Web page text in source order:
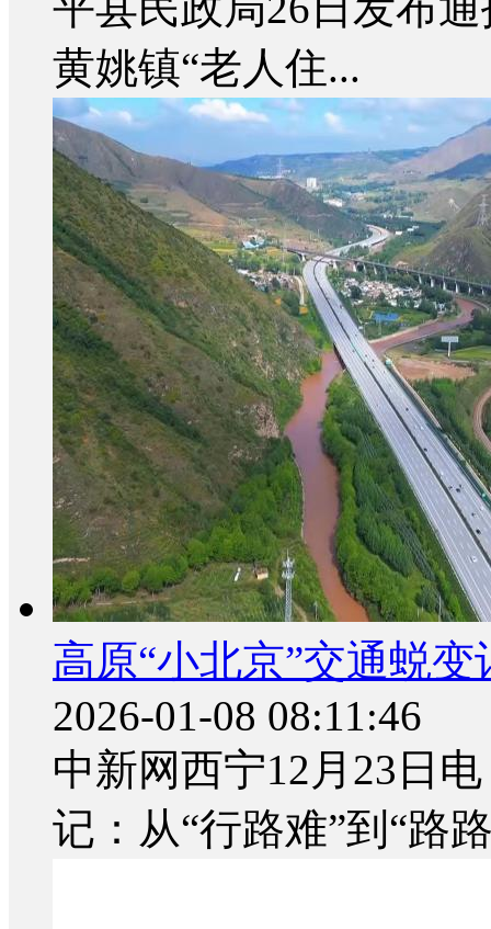
黄姚镇“老人住...
高原“小北京”交通蜕变
2026-01-08 08:11:46
中新网西宁12月23日
记：从“行路难”到“路